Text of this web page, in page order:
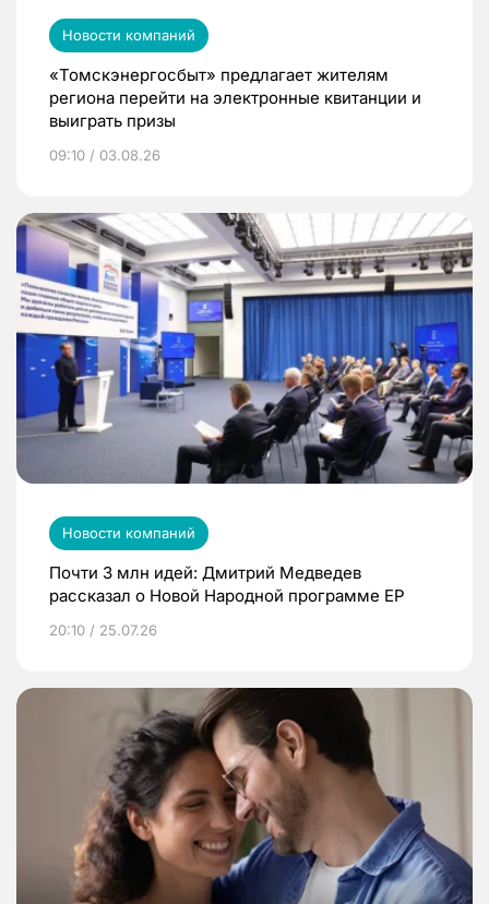
Новости компаний
«Томскэнергосбыт» предлагает жителям
региона перейти на электронные квитанции и
выиграть призы
09:10 / 03.08.26
Новости компаний
Почти 3 млн идей: Дмитрий Медведев
рассказал о Новой Народной программе ЕР
20:10 / 25.07.26